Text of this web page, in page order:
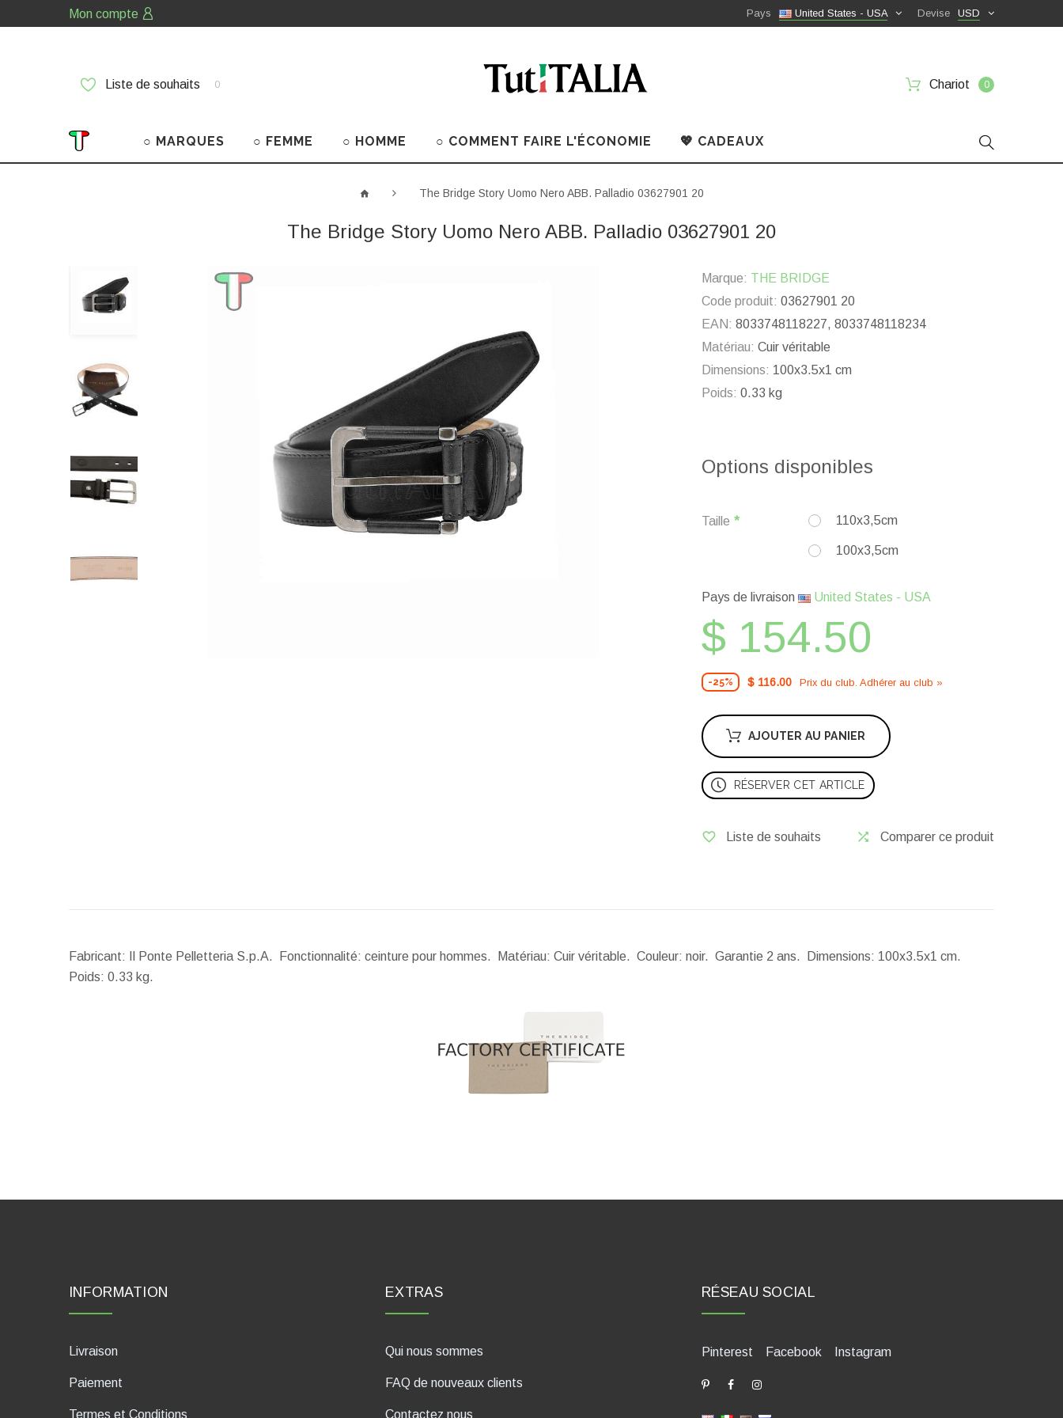
Mon compte USD
Devise
United States - USA
Pays
Liste de souhaits 0 Chariot 0
○ MARQUES ○ FEMME ○ HOMME ○ COMMENT FAIRE L'ÉCONOMIE 💖 CADEAUX
The Bridge Story Uomo Nero ABB. Palladio 03627901 20
The Bridge Story Uomo Nero ABB. Palladio 03627901 20
Marque: THE BRIDGE
Code produit: 03627901 20
EAN: 8033748118227, 8033748118234
Matériau: Cuir véritable
Dimensions: 100x3.5x1 cm
Poids: 0.33 kg
Options disponibles
Taille 110x3,5cm
100x3,5cm
Pays de livraison United States - USA
$ 154.50
-25% $ 116.00 Prix ​​du club. Adhérer au club »
AJOUTER AU PANIER
RÉSERVER CET ARTICLE
Liste de souhaits Comparer ce produit
Fabricant: Il Ponte Pelletteria S.p.A. Fonctionnalité: ceinture pour hommes. Matériau: Cuir véritable. Couleur: noir. Garantie 2 ans. Dimensions: 100x3.5x1 cm.
Poids: 0.33 kg.
INFORMATION
Livraison
Paiement
Termes et Conditions
EXTRAS
Qui nous sommes
FAQ de nouveaux clients
Contactez nous
RÉSEAU SOCIAL
Pinterest Facebook Instagram